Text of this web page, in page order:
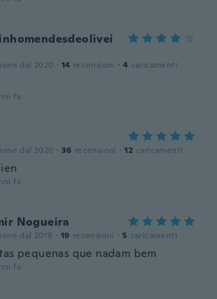
dal 2020 · 14 recensioni · 4 caricamenti
fa
dal 2020 · 36 recensioni · 12 caricamenti
fa
Nogueira
dal 2019 · 19 recensioni · 5 caricamenti
pequenas que nadam bem
fa